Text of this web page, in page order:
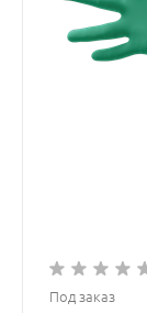
Под заказ